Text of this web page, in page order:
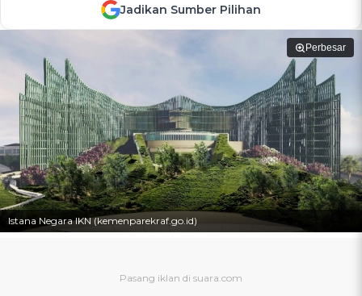
Jadikan Sumber Pilihan
Perbesar
Istana Negara IKN (kemenparekraf.go.id)